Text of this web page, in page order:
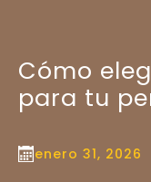
Cómo
para tu
enero 31, 2026